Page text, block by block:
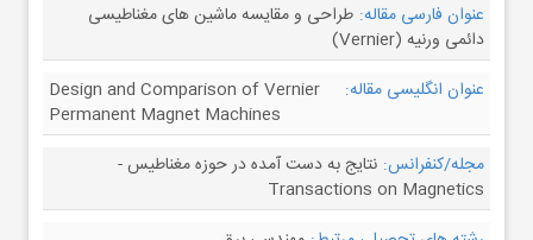
عنوان فارسی مقاله: طراحی و مقایسه ماشین های مغناطیسی
دائمی ورنیه (Vernier)
عنوان انگلیسی مقاله:
Design and Comparison of Vernier
Permanent Magnet Machines
مجله/کنفرانس: نتایج به دست آمده در حوزه مغناطیس -
Transactions on Magnetics